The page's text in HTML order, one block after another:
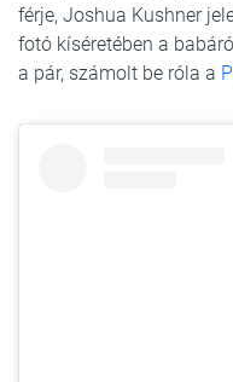
férje, Joshua Kushner
fotó kíséretében a
a pár, számolt be róla a